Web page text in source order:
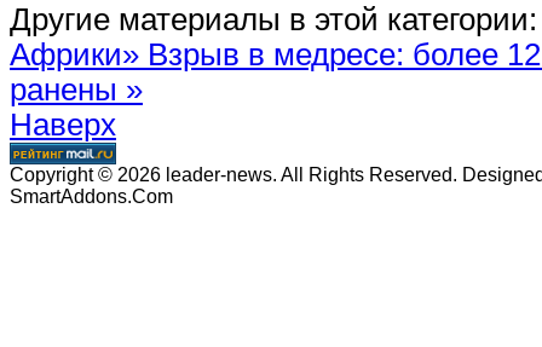
Другие материалы в этой категории:
Африки» Взрыв в медресе: более
ранены »
Наверх
Copyright © 2026 leader-news. All Rights Reserved.
SmartAddons.Com